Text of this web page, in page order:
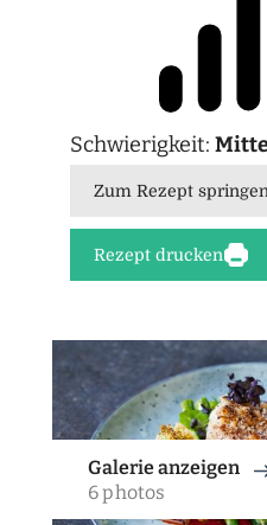
Schwierigkeit:
Zum Rezept
Rezept drucken
Galerie anzeigen
6 photos